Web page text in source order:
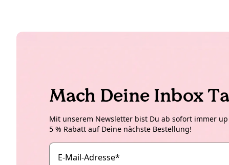
Mach Deine Inbox
Mit unserem Newsletter bist Du ab sofort immer
5 % Rabatt auf Deine nächste Bestellung!
E-Mail-Adresse*